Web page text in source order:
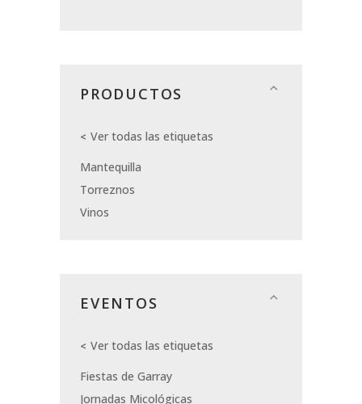
PRODUCTOS
Ver todas las etiquetas
Mantequilla
Torreznos
Vinos
EVENTOS
Ver todas las etiquetas
Fiestas de Garray
Jornadas Micológicas